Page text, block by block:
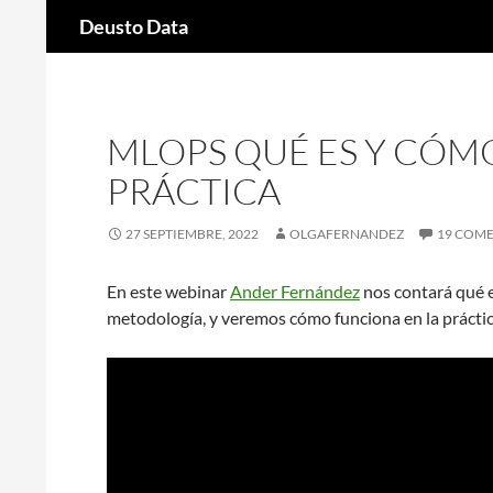
Deusto Data
MLOPS QUÉ ES Y
PRÁCTICA
27 SEPTIEMBRE, 2022 OLGAFERNANDEZ 19
En este webinarAnder Fernández nos contará qué
metodología, y veremos cómo funciona en la